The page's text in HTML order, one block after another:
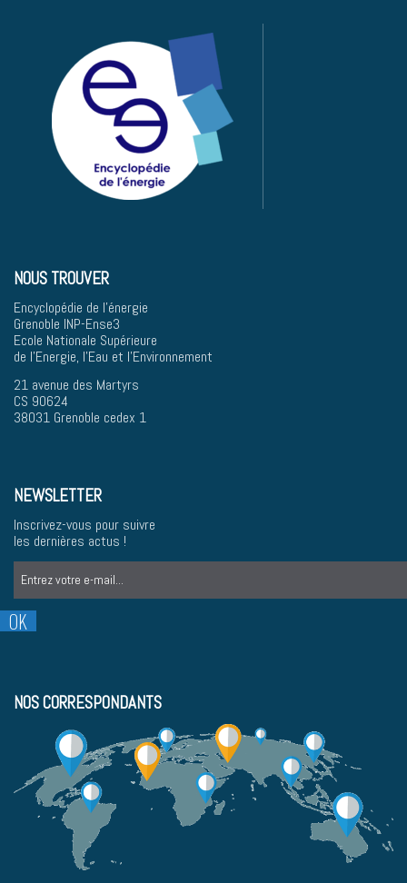
NOUS TROUVER
Encyclopédie de l'énergie
Grenoble INP-Ense3
Ecole Nationale Supérieure
de l'Energie, l'Eau et l'Environnement
21 avenue des Martyrs
CS 90624
38031 Grenoble cedex 1
NEWSLETTER
Inscrivez-vous pour suivre
les dernières actus !
NOS CORRESPONDANTS